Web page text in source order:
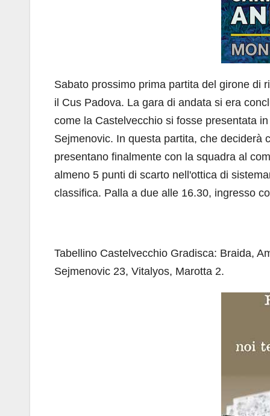
Sabato prossimo prima partita del girone di
il Cus Padova. La gara di andata si era
come la Castelvecchio si fosse presentata
Sejmenovic. In questa partita, che deciderà
presentano finalmente con la squadra al
almeno 5 punti di scarto nell'ottica di
classifica. Palla a due alle 16.30, ingresso
Tabellino Castelvecchio Gradisca: Braida,
Sejmenovic 23, Vitalyos, Marotta 2.